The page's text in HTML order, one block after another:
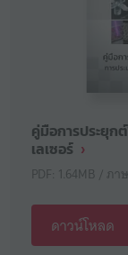
คู่มือการประยุก
เลเซอร์
PDF: 1.64MB / ภ
ดาวน์โหลด